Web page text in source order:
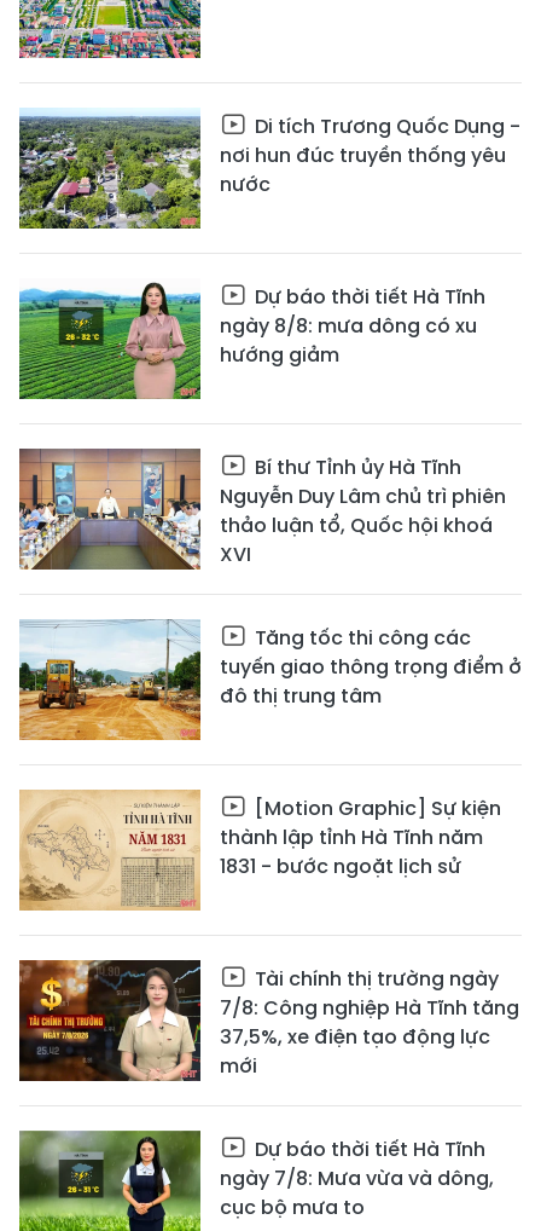
Di tích Trương Quốc Dụng -
nơi hun đúc truyền thống yêu
nước
Dự báo thời tiết Hà Tĩnh
ngày 8/8: mưa dông có xu
hướng giảm
Bí thư Tỉnh ủy Hà Tĩnh
Nguyễn Duy Lâm chủ trì phiên
thảo luận tổ, Quốc hội khoá
XVI
Tăng tốc thi công các
tuyến giao thông trọng điểm ở
đô thị trung tâm
[Motion Graphic] Sự kiện
thành lập tỉnh Hà Tĩnh năm
1831 - bước ngoặt lịch sử
Tài chính thị trường ngày
7/8: Công nghiệp Hà Tĩnh tăng
37,5%, xe điện tạo động lực
mới
Dự báo thời tiết Hà Tĩnh
ngày 7/8: Mưa vừa và dông,
cục bộ mưa to